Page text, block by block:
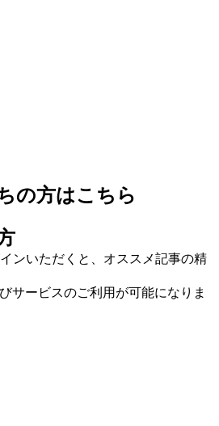
の方はこちら
ンいただくと、オススメ記事の精
サービスのご利用が可能になりま